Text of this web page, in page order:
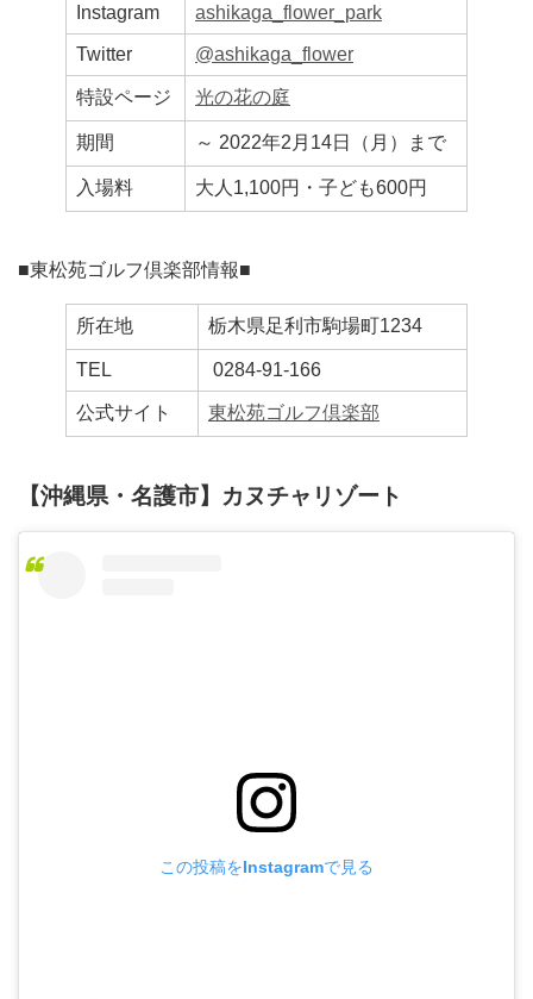
Instagram ashikaga_flower_park
Twitter @ashikaga_flower
特設ページ 光の花の庭
期間 ～ 2022年2月14日（月）まで
入場料 大人1,100円・子ども600円
■東松苑ゴルフ倶楽部情報■
所在地 栃木県足利市駒場町1234
TEL 0284-91-166
公式サイト 東松苑ゴルフ倶楽部
【沖縄県・名護市】カヌチャリゾート
この投稿をInstagramで見る